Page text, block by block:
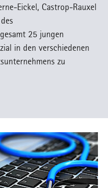
Eickel, Castrop-Rauxel
25 jungen
in den verschiedenen
zu